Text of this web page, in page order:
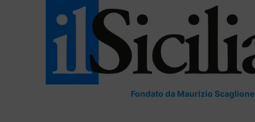
Fondato da Maurizio Scaglione